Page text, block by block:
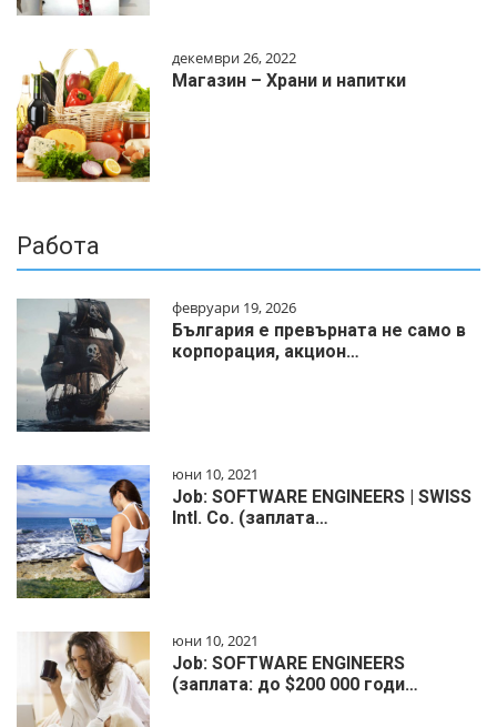
декември 26, 2022
Магазин – Храни и напитки
Работа
февруари 19, 2026
България е превърната не само в
корпорация, акцион…
юни 10, 2021
Job: SOFTWARE ENGINEERS | SWISS
Intl. Co. (заплата…
юни 10, 2021
Job: SOFTWARE ENGINEERS
(заплата: до $200 000 годи…